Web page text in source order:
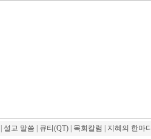
설교 말씀 큐티(QT)| 목회칼럼 지혜의 한마디